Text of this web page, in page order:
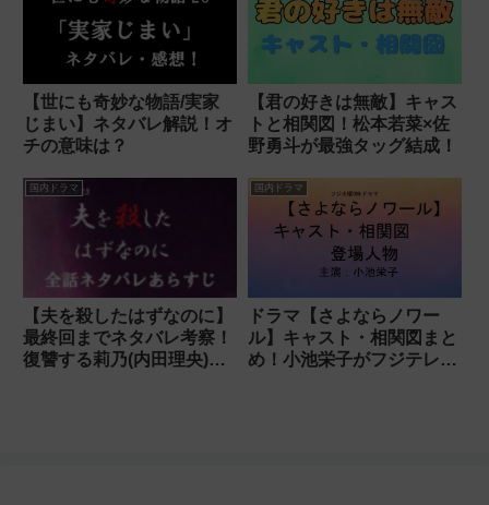
【世にも奇妙な物語/実家
じまい】ネタバレ解説！オ
チの意味は？
【君の好きは無敵】キャス
トと相関図！松本若菜×佐
野勇斗が最強タッグ結成！
国内ドラマ
【夫を殺したはずなのに】
最終回までネタバレ考察！
復讐する莉乃(内田理央)の
国内ドラマ
ドラマ【さよならノワー
ル】キャスト・相関図まと
め！小池栄子がフジテレビ